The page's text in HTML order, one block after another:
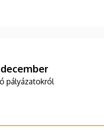
pályázatokról